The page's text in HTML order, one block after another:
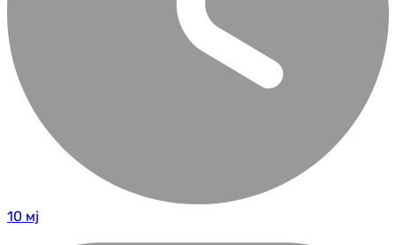
10 мј